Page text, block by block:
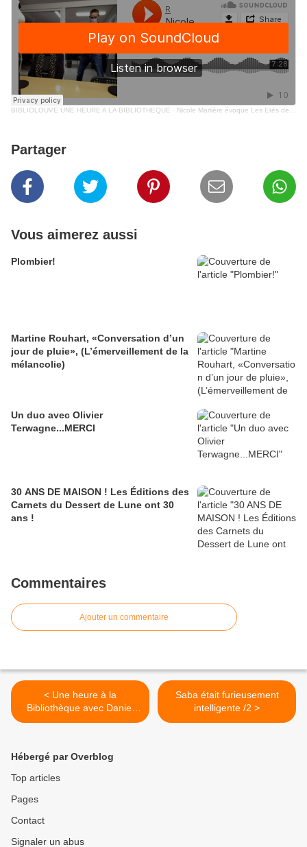
BIBLIOLOUVE UNE HEURE A LA BIBLIOTHEQUE · Nicole Marlière évoque Les Etés de Jeanne (Méo)
Partager
Vous aimerez aussi
Plombier!
Martine Rouhart, «Conversation d’un
jour de pluie», (L’émerveillement de la
mélancolie)
Un duo avec Olivier
Terwagne...MERCI
30 ANS DE MAISON ! Les Éditions des
Carnets du Dessert de Lune ont 30
ans !
Commentaires
Ajouter un commentaire
< Une heure à la
Bibliothèque avec Daniel
Simon : Entretien avec
Saba était furieusement
intelligente /2 >
Hébergé par Overblog
Top articles
Pages
Contact
Signaler un abus